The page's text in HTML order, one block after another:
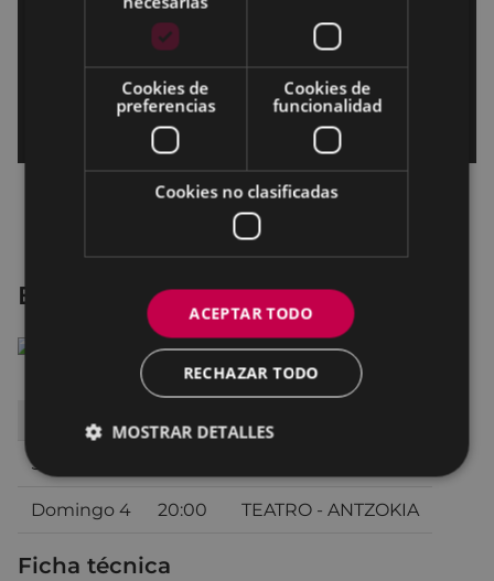
Errementari. El herrero y el diablo
Sábado 3
Domingo 4 20:00 TEATRO - ANTZOKIA
Ficha técnica
Cookies de
preferencias
Cookies de
funcionalidad
Cookies no clasificadas
ACEPTAR TODO
RECHAZAR TODO
MOSTRAR DETALLES